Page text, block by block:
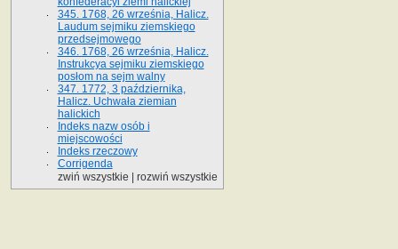
345. 1768, 26 września, Halicz.
Laudum sejmiku ziemskiego
przedsejmowego
346. 1768, 26 września, Halicz.
Instrukcya sejmiku ziemskiego
posłom na sejm walny
347. 1772, 3 października,
Halicz. Uchwała ziemian
halickich
Indeks nazw osób i
miejscowości
Indeks rzeczowy
Corrigenda
zwiń wszystkie
rozwiń wszystkie